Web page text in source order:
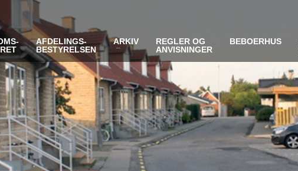
AFDELINGS-
BESTYRELSEN
ARKIV
REGLER OG
ANVISNINGER
BEBOERHUS